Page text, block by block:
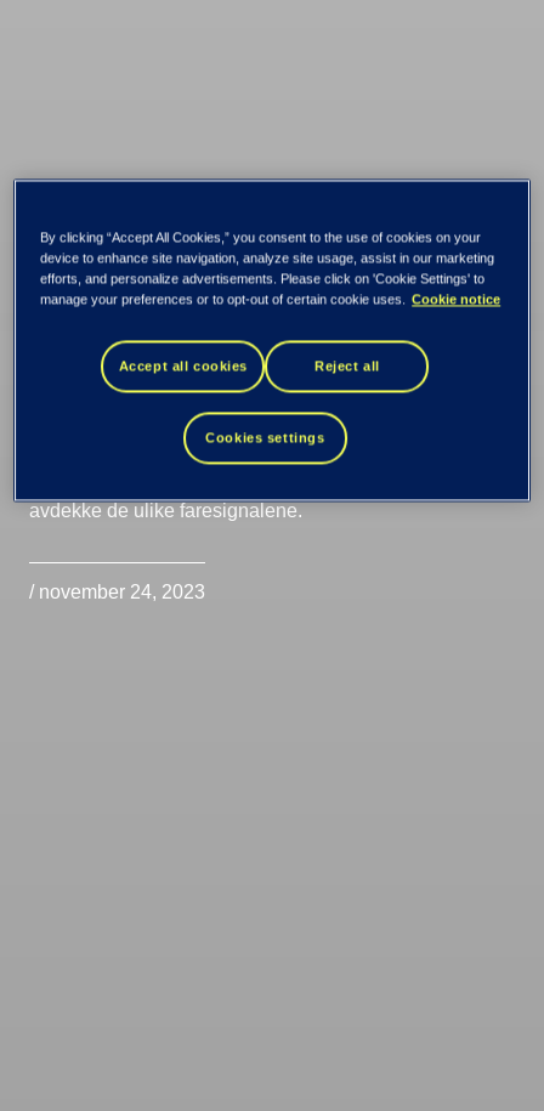
Pass på - la ikke
Black Friday bli til
Blue Monday!
avdekke de ulike faresignalene.
/ november 24, 2023
By clicking “Accept All Cookies,” you consent to the use of cookies on your
device to enhance site navigation, analyze site usage, assist in our marketing
efforts, and personalize advertisements. Please click on 'Cookie Settings' to
manage your preferences or to opt-out of certain cookie uses. Cookie notice
Accept all cookies Reject all
Cookies settings